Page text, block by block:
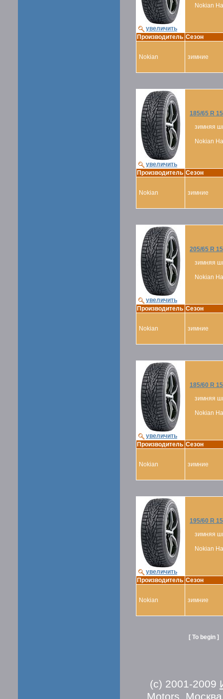
увеличить
Nokian
Производитель Сезон
Nokian зимние
увеличить
185/65 R
зимняя
Nokian
Производитель Сезон
Nokian зимние
увеличить
205/65 R
зимняя
Nokian
Производитель Сезон
Nokian зимние
увеличить
185/60 R
зимняя
Nokian
Производитель Сезон
Nokian зимние
увеличить
195/60 R
зимняя
Nokian
Производитель Сезон
Nokian зимние
[ To begin ]
(c) 2001-2009
Motors .